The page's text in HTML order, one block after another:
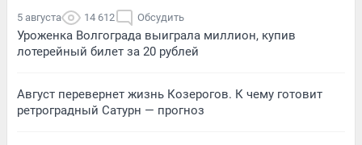
5 августа 14 612 Обсудить
Уроженка Волгограда выиграла миллион, купив
лотерейный билет за 20 рублей
Август перевернет жизнь Козерогов. К чему готовит
ретроградный Сатурн — прогноз